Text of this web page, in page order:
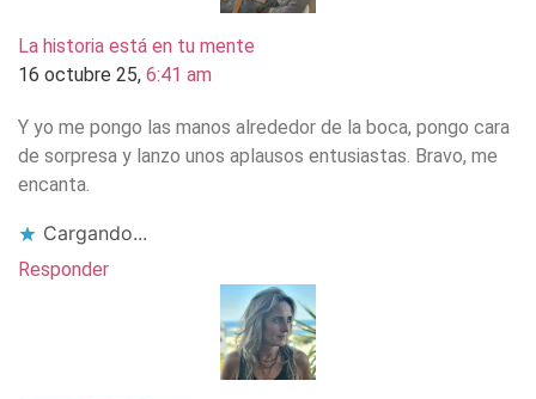
La historia está en tu mente
16 octubre 25, 6:41 am
Y yo me pongo las manos alrededor de la boca, pongo cara
de sorpresa y lanzo unos aplausos entusiastas. Bravo, me
encanta.
Cargando...
Responder